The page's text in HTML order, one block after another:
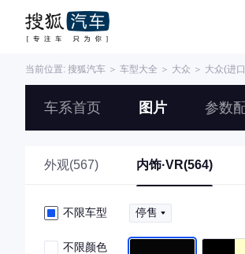
当前位置: 搜狐汽车 ＞ 车型大全 ＞ 大众 ＞ 大众(进
车系首页 图片 参数
外观(567) 内饰·VR(564)
不限车型 停售
不限颜色